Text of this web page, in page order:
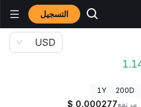
التسجيل
USD
200D
1Y
مرتفع $ 0.000277